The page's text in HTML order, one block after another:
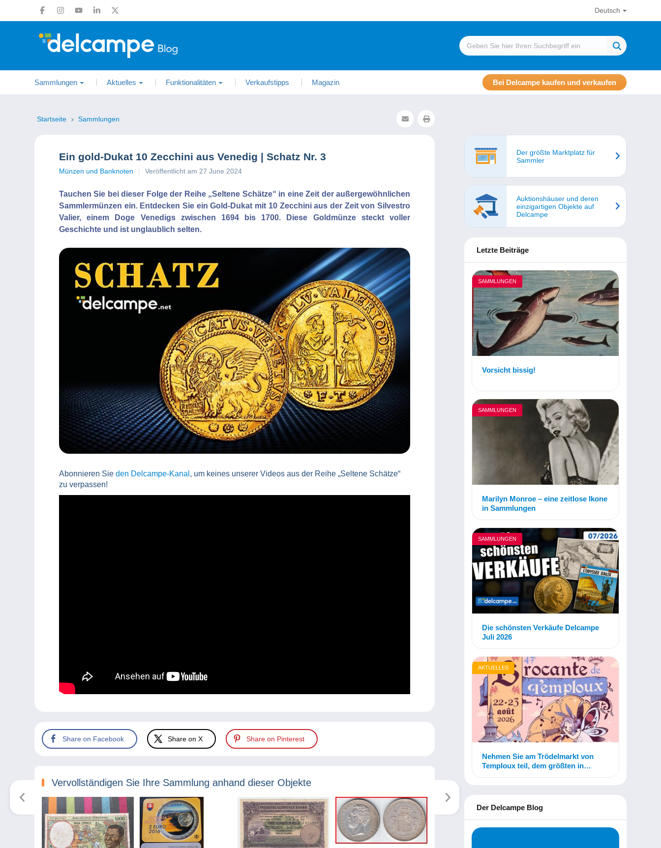
Deutsch
Sammlungen Aktuelles Funktionalitäten Verkaufstipps Magazin Bei Delcampe kaufen und verkaufen
Startseite Sammlungen
Ein gold-Dukat 10 Zecchini aus Venedig | Schatz Nr. 3
Münzen und Banknoten Veröffentlicht am 27 June 2024
Tauchen Sie bei dieser Folge der Reihe „Seltene Schätze“ in eine Zeit der außergewöhnlichen
Sammlermünzen ein. Entdecken Sie ein Gold-Dukat mit 10 Zecchini aus der Zeit von Silvestro
Valier, einem Doge Venedigs zwischen 1694 bis 1700. Diese Goldmünze steckt voller
Geschichte und ist unglaublich selten.
Abonnieren Sie den Delcampe-Kanal , um keines unserer Videos aus der Reihe „Seltene Schätze“
zu verpassen!
Share on Facebook Share on X Share on Pinterest
Vervollständigen Sie Ihre Sammlung anhand dieser Objekte
Der größte Marktplatz für
Sammler
Auktionshäuser und deren
einzigartigen Objekte auf
Delcampe
Letzte Beiträge
SAMMLUNGEN
Vorsicht bissig!
SAMMLUNGEN
Marilyn Monroe – eine zeitlose Ikone
in Sammlungen
SAMMLUNGEN
Die schönsten Verkäufe Delcampe
Juli 2026
AKTUELLES
Nehmen Sie am Trödelmarkt von
Temploux teil, dem größten in
Der Delcampe Blog